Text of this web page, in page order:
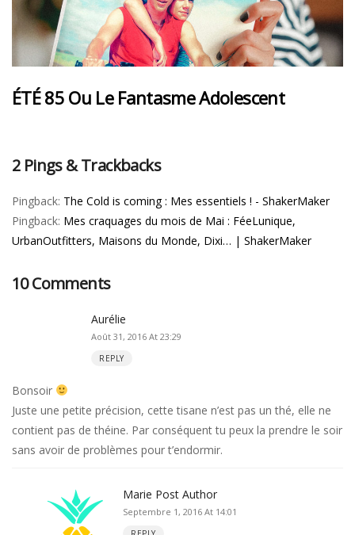
ÉTÉ 85 Ou Le Fantasme Adolescent
2 Pings & Trackbacks
Pingback: The Cold is coming : Mes essentiels ! - ShakerMaker
Pingback: Mes craquages du mois de Mai : FéeLunique,
UrbanOutfitters, Maisons du Monde, Dixi… | ShakerMaker
10 Comments
Aurélie
Août 31, 2016 At 23:29
REPLY
Bonsoir
Juste une petite précision, cette tisane n’est pas un thé, elle ne
contient pas de théine. Par conséquent tu peux la prendre le soir
sans avoir de problèmes pour t’endormir.
Marie Post Author
Septembre 1, 2016 At 14:01